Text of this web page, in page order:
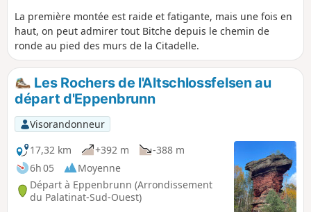
La première montée est raide et fatigante, mais une fois en
haut, on peut admirer tout Bitche depuis le chemin de
ronde au pied des murs de la Citadelle.
Les Rochers de l'Altschlossfelsen au
départ d'Eppenbrunn
Visorandonneur
17,32 km
+392 m
-388 m
6h 05
Moyenne
Départ à Eppenbrunn (Arrondissement
du Palatinat-Sud-Ouest)